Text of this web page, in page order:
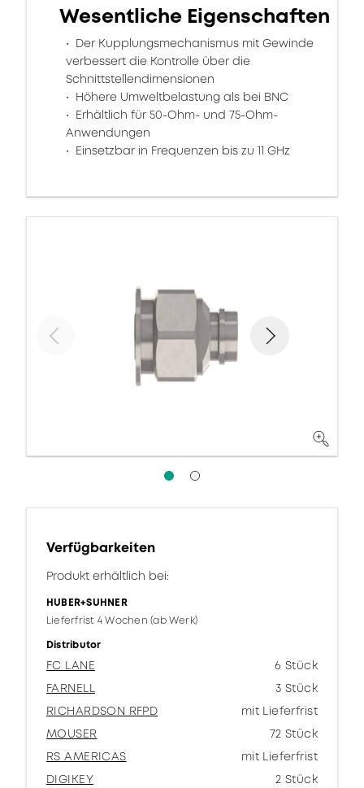
Wesentliche Eigenschaften
Der Kupplungsmechanismus mit Gewinde
verbessert die Kontrolle über die
Schnittstellendimensionen
Höhere Umweltbelastung als bei BNC
Erhältlich für 50-Ohm- und 75-Ohm-
Anwendungen
Einsetzbar in Frequenzen bis zu 11 GHz
Verfügbarkeiten
Produkt erhältlich bei:
HUBER+SUHNER
Lieferfrist 4 Wochen (ab Werk)
Distributor
FC LANE
6 Stück
FARNELL
3 Stück
RICHARDSON RFPD
mit Lieferfrist
MOUSER
72 Stück
RS AMERICAS
mit Lieferfrist
DIGIKEY
2 Stück